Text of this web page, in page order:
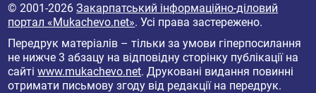
© 2001-2026Закарпатський інформаційно-діловий
портал «Mukachevo.net». Усі права застережено.
Передрук матеріалів – тільки за умови гіперпосилання
не нижче 3 абзацу на відповідну сторінку публікації на
сайтіwww.mukachevo.net. Друковані видання повинні
отримати письмову згоду від редакції на передрук.